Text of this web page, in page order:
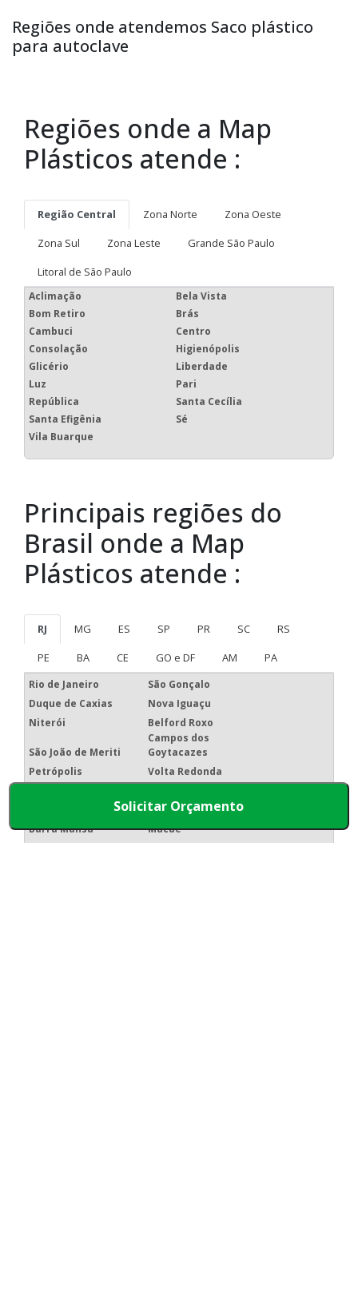
Solicitar Orçamento
Regiões onde atendemos Saco plástico
para autoclave
Regiões onde a Map
Plásticos atende :
Região Central Zona Norte
Zona Oeste
Zona Sul
Zona Leste
Grande São Paulo
Litoral de São Paulo
Aclimação
Bela Vista
Bom Retiro
Brás
Cambuci
Centro
Consolação
Higienópolis
Glicério
Liberdade
Luz
Pari
República
Santa Cecília
Santa Efigênia
Sé
Vila Buarque
Principais regiões do
Brasil onde a Map
Plásticos atende :
RJ MG ES SP PR SC
RS
PE
BA CE GO e DF AM PA
Rio de Janeiro
São Gonçalo
Duque de Caxias
Nova Iguaçu
Niterói
Belford Roxo
São João de Meriti
Campos dos
Goytacazes
Petrópolis
Volta Redonda
Nova Friburgo
Barra Mansa
Macaé